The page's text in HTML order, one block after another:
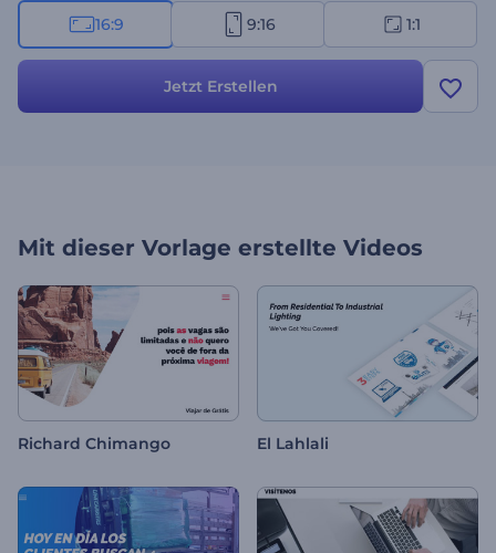
Stimme hörbar mit unserem Modernen Typografie-Set. Probieren
Sie es jetzt aus!
16:9 9:16 1:1
Jetzt Erstellen
Mit dieser Vorlage erstellte Videos
Richard Chimango El Lahlali